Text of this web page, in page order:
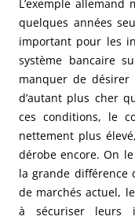
L’exemple
quelques années
important pour les
système bancaire
manquer de
d’autant plus cher
ces conditions, le
nettement plus
dérobe encore. On
la grande différence
de marchés actuel,
à sécuriser leurs